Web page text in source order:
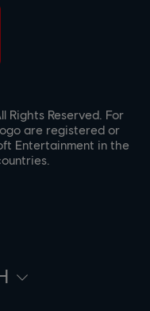
Rights Reserved. For
are registered or
Entertainment in the